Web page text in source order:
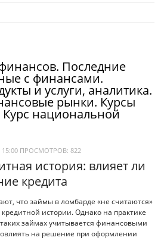
Последние
с финансами.
и услуги, аналитика.
рынки. Курсы
национальной
ПРОСМОТРОВ: 822
история: влияет ли
кредита
что займы в ломбарде «не считаются»
истории. Однако на практике
займах учитывается финансовыми
на решение при оформлении